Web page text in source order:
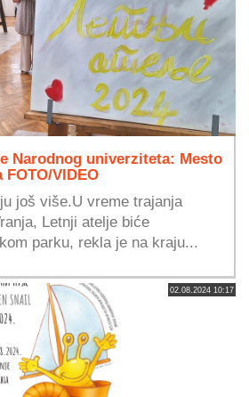
Narodnog univerziteta: Mesto
VIDEO
još više.U vreme trajanja
Letnji atelje biće
parku, rekla je na kraju...
02.08.2024 10:17